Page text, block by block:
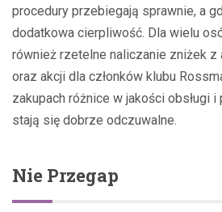
procedury przebiegają sprawnie, a
dodatkowa cierpliwość. Dla wielu
również rzetelne naliczanie zniżek z
oraz akcji dla członków klubu
zakupach różnice w jakości obsługi
stają się dobrze odczuwalne.
Nie Przegap